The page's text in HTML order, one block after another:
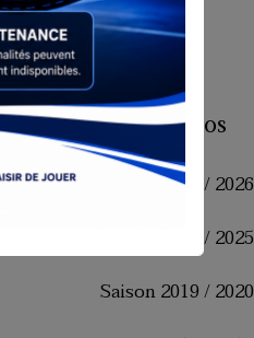
Facebook
Album photos
Saison 2025 / 2026
Saison 2024 / 2025
Saison 2019 / 2020